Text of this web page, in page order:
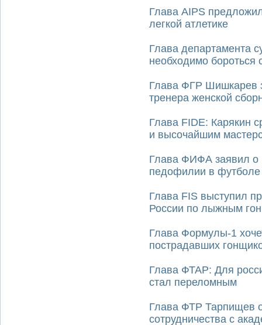
Глава AIPS
легкой атлетике
Глава департамента
необходимо
Глава ФГР Шишкарев
тренера женской
Глава FIDE: Карякин
и высочайшим
Глава ФИФА заявил о
педофилии в футболе
Глава FIS выступил
России по лыжным
Глава Формулы-1
пострадавших
Глава ФТАР: Для
стал переломным
Глава ФТР Тарпищев
сотрудничества с